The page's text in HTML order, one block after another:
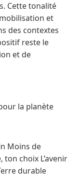
Cette tonalité
et
des contextes
reste le
et de
la planète
Moins de
choix L’avenir
durable